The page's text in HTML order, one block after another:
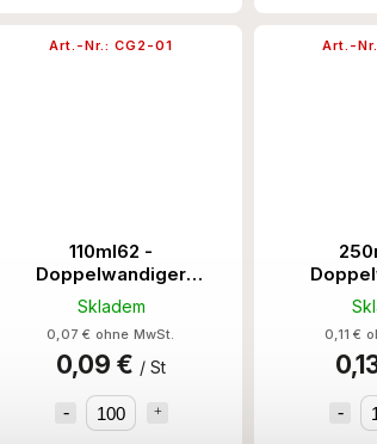
110ml62 -
Doppelwandiger
Papierbecher - Braun
1000 Stk/Krt
Skladem
0,07 € ohne MwSt.
0,09 € / St
Art.-Nr.: CG2-01
500
0,11 €
Art.-